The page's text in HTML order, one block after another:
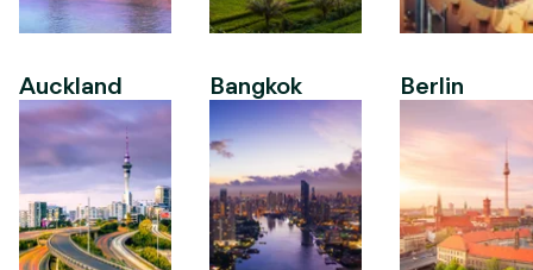
Auckland Bangkok Berlin